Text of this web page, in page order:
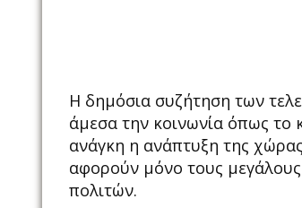
Η δημόσια συζήτηση των
άμεσα την κοινωνία όπως το
ανάγκη η ανάπτυξη της
αφορούν μόνο τους
πολιτών.